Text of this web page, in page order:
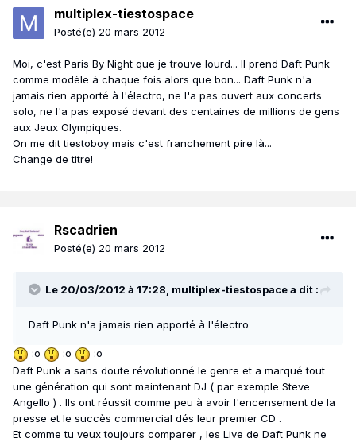
multiplex-tiestospace
Posté(e) 20 mars 2012
Moi, c'est Paris By Night que je trouve lourd... Il prend Daft Punk
comme modèle à chaque fois alors que bon... Daft Punk n'a
jamais rien apporté à l'électro, ne l'a pas ouvert aux concerts
solo, ne l'a pas exposé devant des centaines de millions de gens
aux Jeux Olympiques.
On me dit tiestoboy mais c'est franchement pire là...
Change de titre!
Rscadrien
Posté(e) 20 mars 2012
Le 20/03/2012 à 17:28, multiplex-tiestospace a dit :
Daft Punk n'a jamais rien apporté à l'électro
:o :o
:o
Daft Punk a sans doute révolutionné le genre et a marqué tout
une génération qui sont maintenant DJ ( par exemple Steve
Angello ) . Ils ont réussit comme peu à avoir l'encensement de la
presse et le succès commercial dés leur premier CD .
Et comme tu veux toujours comparer , les Live de Daft Punk ne